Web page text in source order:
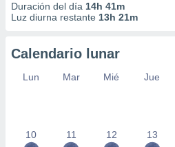
Duración del día 14h 41m
Luz diurna restante 13h 21m
Calendario lunar
Lun Mar Mié Jue
10 11 12 13